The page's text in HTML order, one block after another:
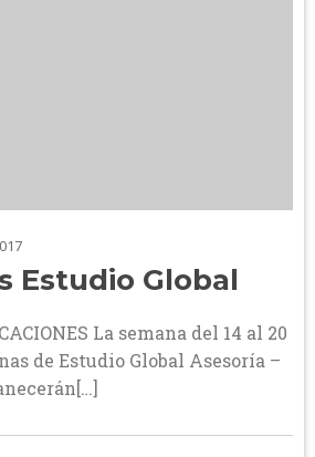
Estudio Global
La semana del 14 al 20
de Estudio Global Asesoría –